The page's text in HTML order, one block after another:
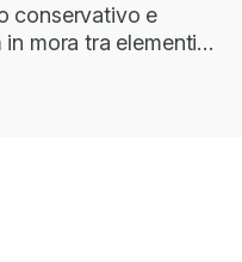
conservativo e
in mora tra elementi…